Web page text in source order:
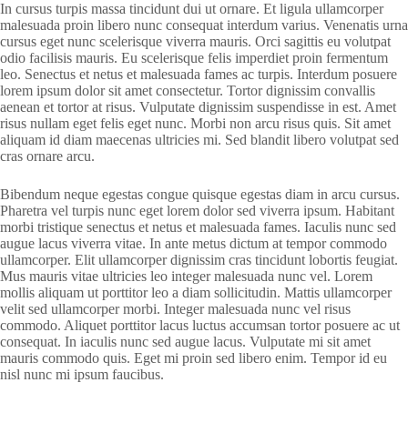
In cursus turpis massa tincidunt dui ut ornare. Et ligula ullamcorper
malesuada proin libero nunc consequat interdum varius. Venenatis urna
cursus eget nunc scelerisque viverra mauris. Orci sagittis eu volutpat
odio facilisis mauris. Eu scelerisque felis imperdiet proin fermentum
leo. Senectus et netus et malesuada fames ac turpis. Interdum posuere
lorem ipsum dolor sit amet consectetur. Tortor dignissim convallis
aenean et tortor at risus. Vulputate dignissim suspendisse in est. Amet
risus nullam eget felis eget nunc. Morbi non arcu risus quis. Sit amet
aliquam id diam maecenas ultricies mi. Sed blandit libero volutpat sed
cras ornare arcu.
Bibendum neque egestas congue quisque egestas diam in arcu cursus.
Pharetra vel turpis nunc eget lorem dolor sed viverra ipsum. Habitant
morbi tristique senectus et netus et malesuada fames. Iaculis nunc sed
augue lacus viverra vitae. In ante metus dictum at tempor commodo
ullamcorper. Elit ullamcorper dignissim cras tincidunt lobortis feugiat.
Mus mauris vitae ultricies leo integer malesuada nunc vel. Lorem
mollis aliquam ut porttitor leo a diam sollicitudin. Mattis ullamcorper
velit sed ullamcorper morbi. Integer malesuada nunc vel risus
commodo. Aliquet porttitor lacus luctus accumsan tortor posuere ac ut
consequat. In iaculis nunc sed augue lacus. Vulputate mi sit amet
mauris commodo quis. Eget mi proin sed libero enim. Tempor id eu
nisl nunc mi ipsum faucibus.